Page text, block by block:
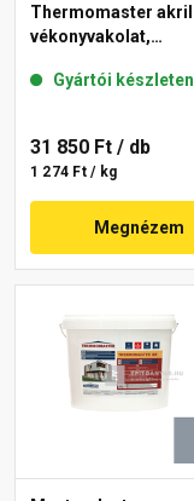
Thermomaster akril
vékonyvakolat,
50-E 25 kg
Gyártói készleten
31 850 Ft / db
1 274 Ft / kg
Megnézem